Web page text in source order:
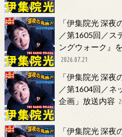
「伊集院光 深
／第1605回／ス
ングウォーク』
2026.07.21
「伊集院光 深
／第1604回／ネ
企画」放送内容
「伊集院光 深